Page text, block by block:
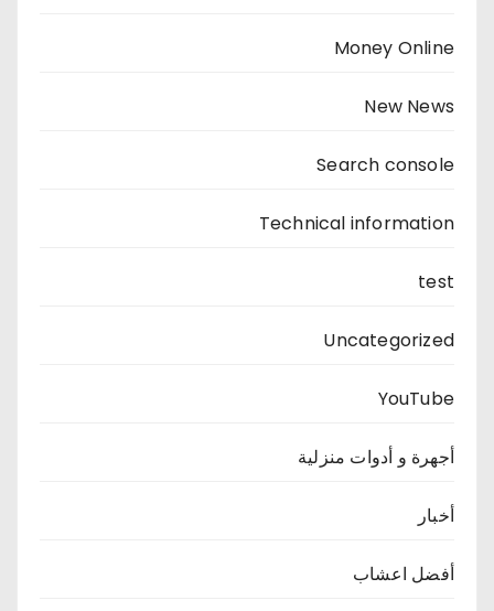
Money Online
New News
Search console
Technical information
test
Uncategorized
YouTube
أجهرة و أدوات منزلية
أخبار
أفضل اعشاب